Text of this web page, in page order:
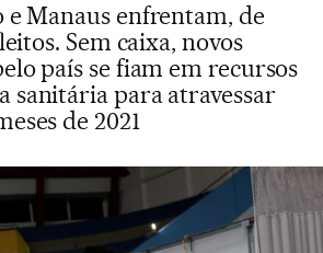
e Manaus enfrentam, de
Sem caixa, novos
país se fiam em recursos
sanitária para atravessar
de 2021